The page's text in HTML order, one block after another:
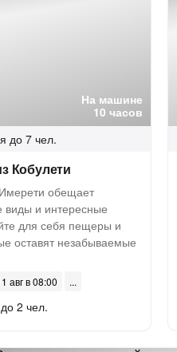
На машине
10 часов
до 7 чел.
Кобулети
обещает
и интересные
для себя пещеры и
оставят незабываемые
авг в 08:00
2 чел.